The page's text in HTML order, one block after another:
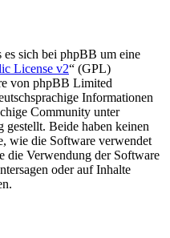
sich bei phpBB um eine
License v2“ (GPL)
von phpBB Limited
Informationen
Community unter
Beide haben keinen
wie die Software verwendet
die Verwendung der Software
oder auf Inhalte